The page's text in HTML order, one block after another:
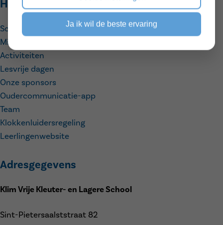
Handige links
Schooluren
Middagmaal
Activiteiten
Lesvrije dagen
Onze sponsors
Oudercommunicatie-app
Team
Klokkenluidersregeling
Leerlingenwebsite
Adresgegevens
Klim Vrije Kleuter- en Lagere School
Sint-Pietersaalststraat 82
Ja ik wil de beste ervaring